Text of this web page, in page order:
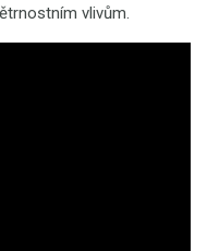
vlivům.